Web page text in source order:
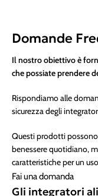
Domande
Il nostro obiettivo è
che possiate prendere
Rispondiamo alle
sicurezza degli
Questi prodotti
benessere quotidiano,
caratteristiche per un
Fai una domanda
Gli integratori